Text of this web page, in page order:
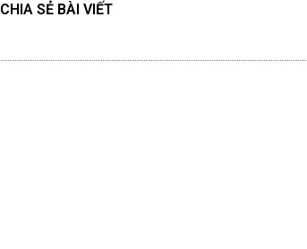
CHIA SẺ BÀI VIẾT